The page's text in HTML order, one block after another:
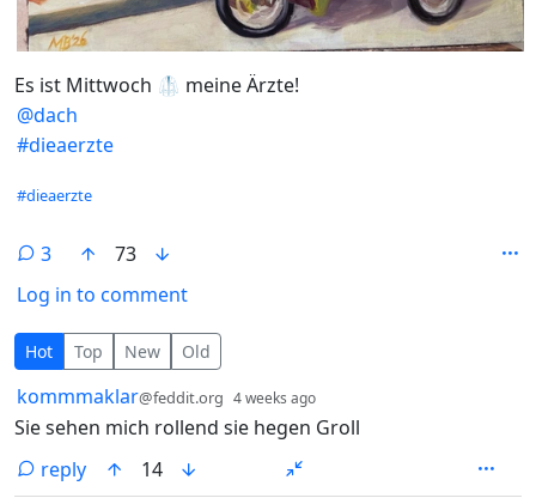
Es ist Mittwoch 🥼 meine Ärzte!
@dach
#dieaerzte
Hashtags
#dieaerzte
3
73
Log in to comment
3 Comments
Hot Top New Old
by
kommmaklar@feddit.org 4 weeks ago
Sie sehen mich rollend sie hegen Groll
reply
14